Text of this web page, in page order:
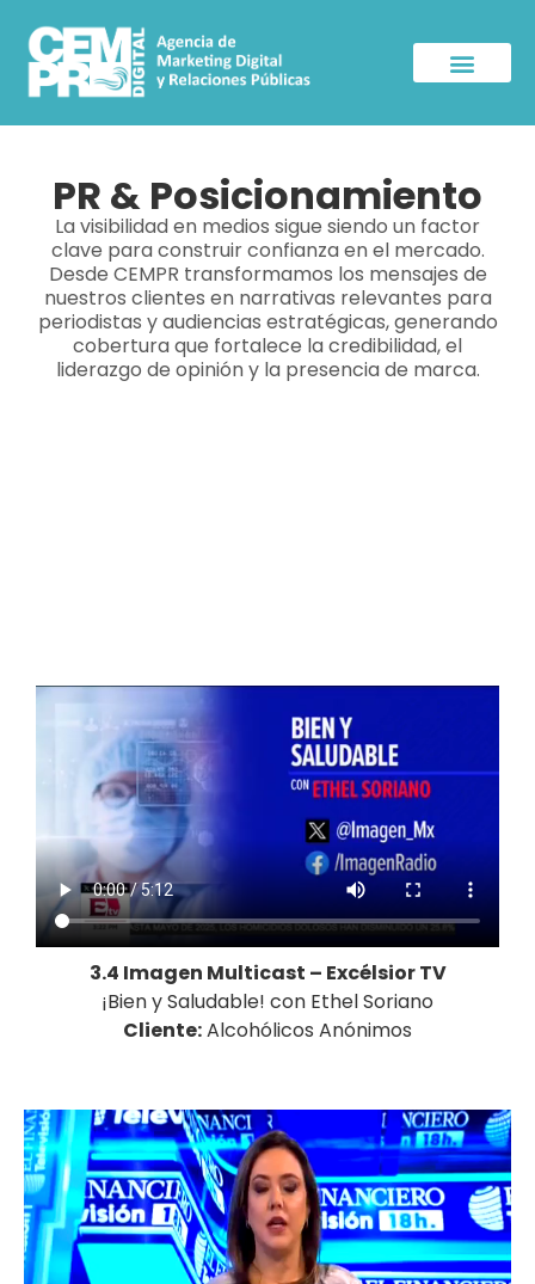
PR & Posicionamiento
La visibilidad en medios sigue siendo un factor
clave para construir confianza en el mercado.
Desde CEMPR transformamos los mensajes de
nuestros clientes en narrativas relevantes para
periodistas y audiencias estratégicas, generando
cobertura que fortalece la credibilidad, el
liderazgo de opinión y la presencia de marca.
3.4 Imagen Multicast – Excélsior TV
¡Bien y Saludable! con Ethel Soriano
Cliente:Alcohólicos Anónimos